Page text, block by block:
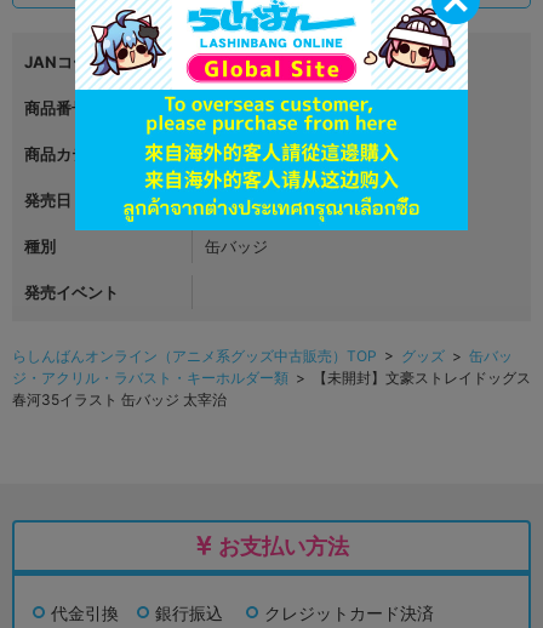
JANコード 4541993108428
商品番号 L06310276
商品カテゴリ グッズ
発売日 2022年12月03日
種別 缶バッジ
発売イベント
らしんばんオンライン（アニメ系グッズ中古販売）TOP > グッズ > 缶バッ
ジ・アクリル・ラバスト・キーホルダー類 > 【未開封】文豪ストレイドッグス
春河35イラスト 缶バッジ 太宰治
お支払い方法
代金引換 銀行振込 クレジットカード決済